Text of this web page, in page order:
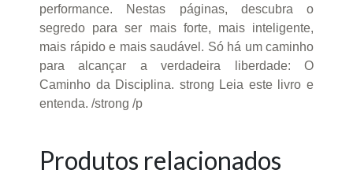
performance. Nestas páginas, descubra o
segredo para ser mais forte, mais inteligente,
mais rápido e mais saudável. Só há um caminho
para alcançar a verdadeira liberdade: O
Caminho da Disciplina. strong Leia este livro e
entenda. /strong /p
Produtos relacionados